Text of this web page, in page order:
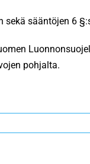
sääntöjen 6
pohjalta.